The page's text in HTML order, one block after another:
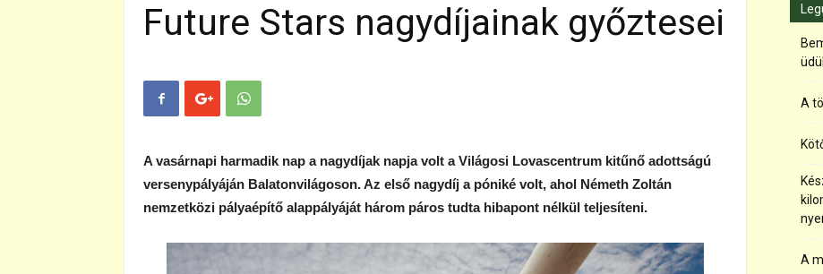
Future Stars nagydíjainak győztesei
A vasárnapi harmadik nap a nagydíjak napja volt a Világosi Lovascentrum kitűnő adottságú
versenypályáján Balatonvilágoson. Az első nagydíj a póniké volt, ahol Németh Zoltán
nemzetközi pályaépítő alappályáját három páros tudta hibapont nélkül teljesíteni.
A
A